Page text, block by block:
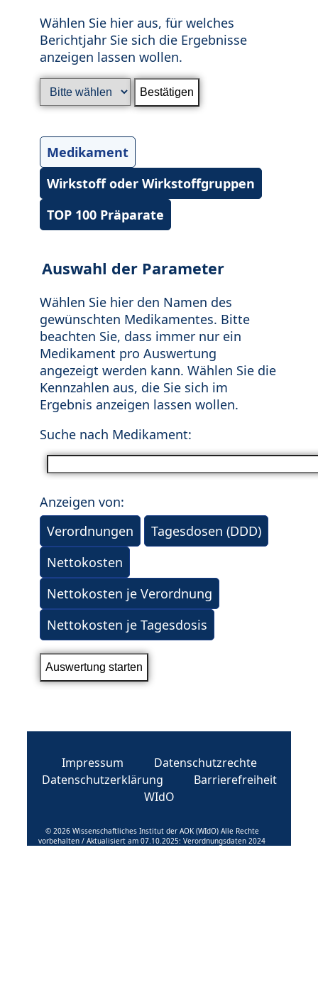
Wählen Sie hier aus, für welches
Berichtjahr Sie sich die Ergebnisse
anzeigen lassen wollen.
Medikament
Wirkstoff oder Wirkstoffgruppen
TOP 100 Präparate
Auswahl der Parameter
Wählen Sie hier den Namen des
gewünschten Medikamentes. Bitte
beachten Sie, dass immer nur ein
Medikament pro Auswertung
angezeigt werden kann. Wählen Sie die
Kennzahlen aus, die Sie sich im
Ergebnis anzeigen lassen wollen.
Suche nach Medikament:
Anzeigen von:
Verordnungen
Tagesdosen (DDD)
Nettokosten
Nettokosten je Verordnung
Nettokosten je Tagesdosis
Impressum
Datenschutzrechte
Datenschutzerklärung
Barrierefreiheit
WIdO
© 2026 Wissenschaftliches Institut der AOK (WIdO) Alle Rechte
vorbehalten / Aktualisiert am 07.10.2025: Verordnungsdaten 2024